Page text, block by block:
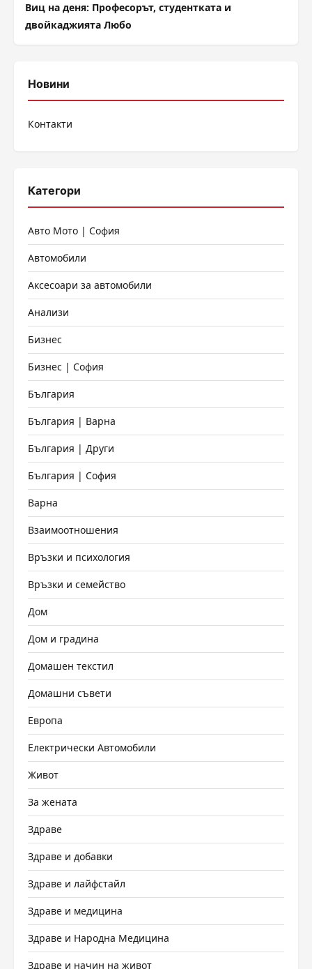
Виц на деня: Професорът, студентката и
двойкаджията Любо
Новини
Контакти
Категори
Авто Мото | София
Автомобили
Аксесоари за автомобили
Анализи
Бизнес
Бизнес | София
България
България | Варна
България | Други
България | София
Варна
Взаимоотношения
Връзки и психология
Връзки и семейство
Дом
Дом и градина
Домашен текстил
Домашни съвети
Европа
Електрически Автомобили
Живот
За жената
Здраве
Здраве и добавки
Здраве и лайфстайл
Здраве и медицина
Здраве и Народна Медицина
Здраве и начин на живот